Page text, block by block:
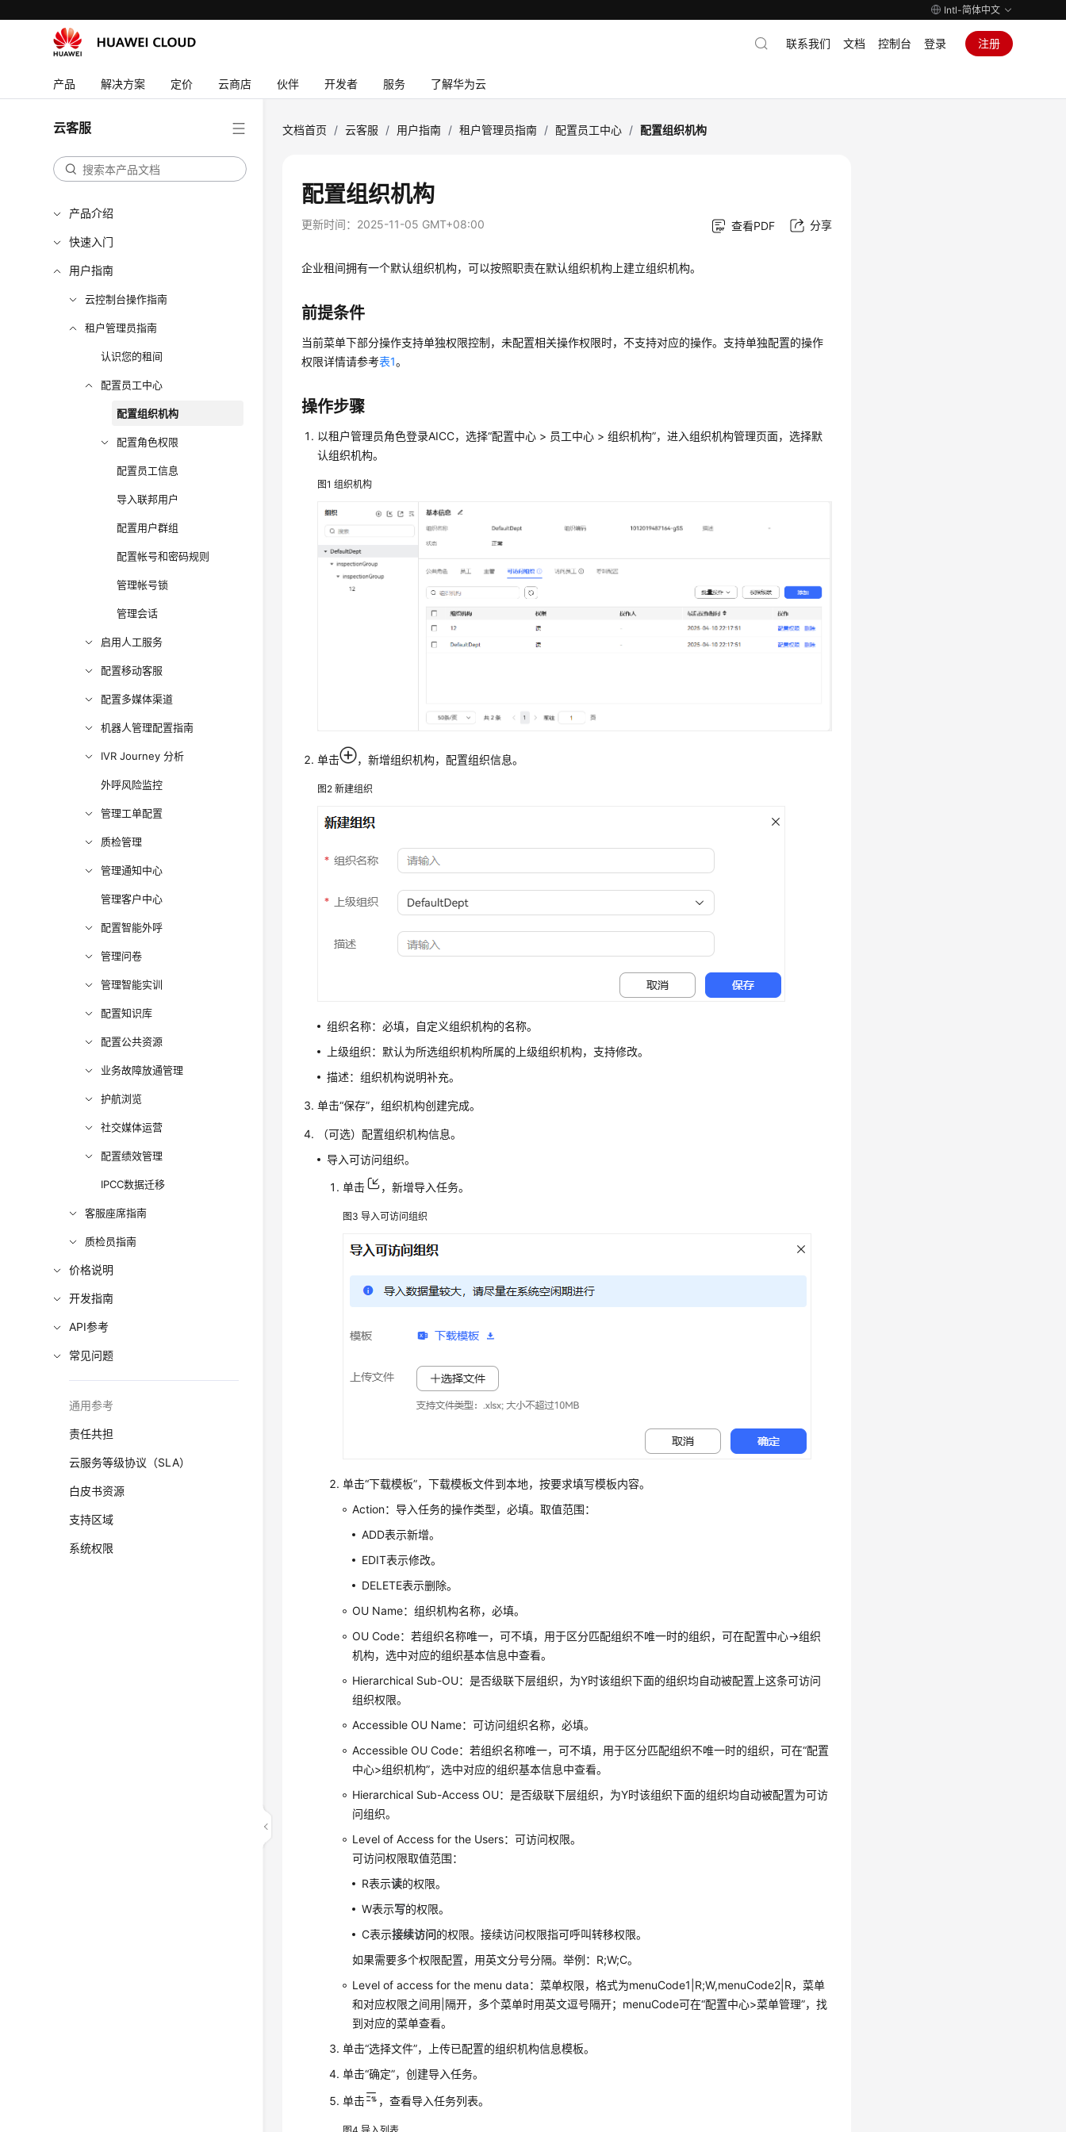
Intl-简体中文
产品 解决方案 定价 云商店 伙伴 开发者 服务 了解华为云
联系我们 文档 控制台 登录 注册
云客服
产品介绍
快速入门
用户指南
云控制台操作指南
租户管理员指南
认识您的租间
配置员工中心
配置组织机构
配置角色权限
配置员工信息
导入联邦用户
配置用户群组
配置帐号和密码规则
管理帐号锁
管理会话
启用人工服务
配置移动客服
配置多媒体渠道
机器人管理配置指南
IVR Journey 分析
外呼风险监控
管理工单配置
质检管理
管理通知中心
管理客户中心
配置智能外呼
管理问卷
管理智能实训
配置知识库
配置公共资源
业务故障放通管理
护航浏览
社交媒体运营
配置绩效管理
IPCC数据迁移
客服座席指南
质检员指南
价格说明
开发指南
API参考
常见问题
通用参考
责任共担
云服务等级协议（SLA）
白皮书资源
支持区域
系统权限
文档首页 / 云客服 / 用户指南 / 租户管理员指南 / 配置员工中心 / 配置组织机构
配置组织机构
更新时间： 2025-11-05 GMT+08:00 查看PDF 分享
企业租间拥有一个默认组织机构，可以按照职责在默认组织机构上建立组织机构。
前提条件
当前菜单下部分操作支持单独权限控制，未配置相关操作权限时，不支持对应的操作。支持单独配置的操作
权限详情请参考表1。
操作步骤
以租户管理员角色登录AICC，选择“配置中心 > 员工中心 >组织机构”，进入组织机构管理页面，选择默
认组织机构。
图1组织机构
单击 ，新增组织机构，配置组织信息。
图2新建组织
组织名称：必填，自定义组织机构的名称。
上级组织：默认为所选组织机构所属的上级组织机构，支持修改。
描述：组织机构说明补充。
单击“保存”，组织机构创建完成。
（可选）配置组织机构信息。
导入可访问组织。
单击 ，新增导入任务。
图3导入可访问组织
单击“下载模板”，下载模板文件到本地，按要求填写模板内容。
Action：导入任务的操作类型，必填。取值范围：
ADD表示新增。
EDIT表示修改。
DELETE表示删除。
OU Name：组织机构名称，必填。
OU Code：若组织名称唯一，可不填，用于区分匹配组织不唯一时的组织，可在配置中心->组织
机构，选中对应的组织基本信息中查看。
Hierarchical Sub-OU：是否级联下层组织，为Y时该组织下面的组织均自动被配置上这条可访问
组织权限。
Accessible OU Name：可访问组织名称，必填。
Accessible OU Code：若组织名称唯一，可不填，用于区分匹配组织不唯一时的组织，可在“配置
中心>组织机构”，选中对应的组织基本信息中查看。
Hierarchical Sub-Access OU：是否级联下层组织，为Y时该组织下面的组织均自动被配置为可访
问组织。
Level of Access for the Users：可访问权限。
可访问权限取值范围：
R表示读的权限。
W表示写的权限。
C表示接续访问的权限。接续访问权限指可呼叫转移权限。
如果需要多个权限配置，用英文分号分隔。举例：R;W;C。
Level of access for the menu data：菜单权限，格式为menuCode1|R;W,menuCode2|R，菜单
和对应权限之间用|隔开，多个菜单时用英文逗号隔开；menuCode可在“配置中心>菜单管理”，找
到对应的菜单查看。
单击“选择文件”，上传已配置的组织机构信息模板。
单击“确定”，创建导入任务。
单击
，查看导入任务列表。